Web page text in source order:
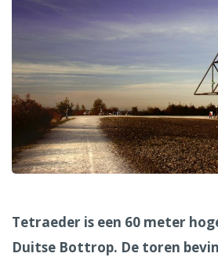
Phoenix
Dresden
Tetraeder is een 60 meter
Duitse Bottrop. De toren